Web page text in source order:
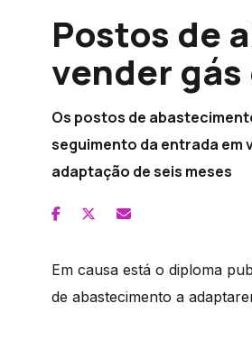
Postos de
vender
Os postos de
seguimento da entrada em
adaptação de seis meses
Em causa está o diploma
de abastecimento a